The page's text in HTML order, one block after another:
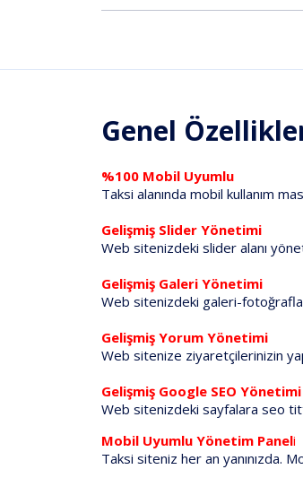
Genel
%100 Mobil Uyumlu
Taksi alanında mobil kullanım
Gelişmiş Slider Yönetimi
Web sitenizdeki slider alanı
Gelişmiş Galeri Yönetimi
Web sitenizdeki galeri-
Gelişmiş Yorum Yönetimi
Web sitenize ziyaretçilerinizin
Gelişmiş Google SEO Yönetimi
Web sitenizdeki sayfalara seo
Mobil Uyumlu Yönetim Paneli
Taksi siteniz her an yanınızda.